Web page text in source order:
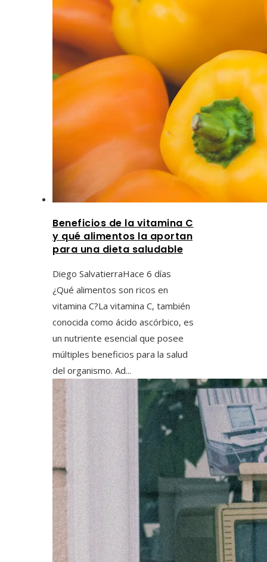
Beneficios de la vitamina C
y qué alimentos la aportan
para una dieta saludable
Diego SalvatierraHace 6 días
¿Qué alimentos son ricos en
vitamina C?La vitamina C, también
conocida como ácido ascórbico, es
un nutriente esencial que posee
múltiples beneficios para la salud
del organismo. Ad...